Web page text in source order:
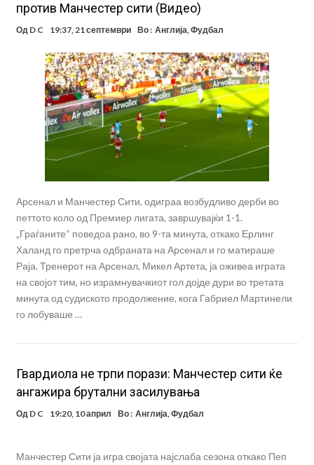
против Манчестер сити (Видео)
Од D C 19:37, 21 септември Во : Англија,Фудбал
Арсенал и Манчестер Сити, одиграа возбудливо дерби во
петтото коло од Премиер лигата, завршувајќи 1-1.
„Граѓаните“ поведоа рано, во 9-та минута, откако Ерлинг
Халанд го претрча одбраната на Арсенал и го матираше
Раја. Тренерот на Арсенал, Микел Артета, ја оживеа играта
на својот тим, но израмнувачкиот гол дојде дури во третата
минута од судиското продолжение, кога Габриел Мартинели
го лобуваше …
Гвардиола не трпи порази: Манчестер сити ќе
ангажира брутални засилувања
Од D C 19:20, 10 април Во : Англија Фудбал
Манчестер Сити ја игра својата најслаба сезона откако Пеп